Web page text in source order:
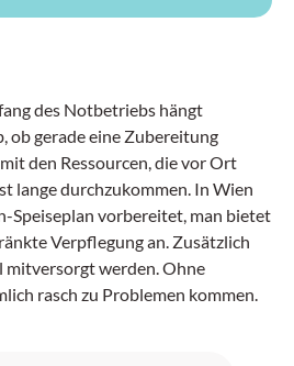
des Notbetriebs hängt
ob gerade eine Zubereitung
den Ressourcen, die vor Ort
lange durchzukommen. In Wien
Speiseplan vorbereitet, man bietet
Verpflegung an. Zusätzlich
mitversorgt werden. Ohne
rasch zu Problemen kommen.